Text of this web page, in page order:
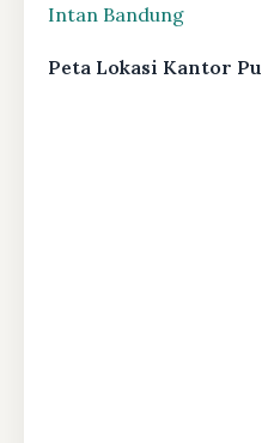
Intan Bandung
Peta Lokasi Kantor